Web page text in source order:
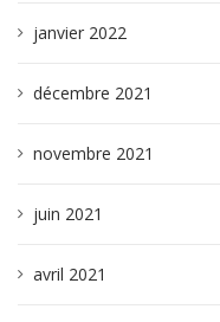
janvier 2022
décembre 2021
novembre 2021
juin 2021
avril 2021